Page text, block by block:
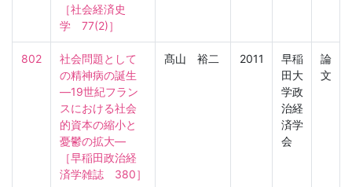
［社会経済史
学　77(2)］
802
社会問題として
の精神病の誕生
―19世紀フラン
スにおける社会
的資本の縮小と
憂鬱の拡大―
［早稲田政治経
済学雑誌　380］
髙山 裕二 2011
早稲
田大
学政
治経
済学
会
論
文